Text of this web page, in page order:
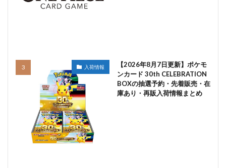
入荷情報
【2026年8月7日更新】ポケモ
ンカード 30th CELEBRATION
BOXの抽選予約・先着販売・在
庫あり・再販入荷情報まとめ